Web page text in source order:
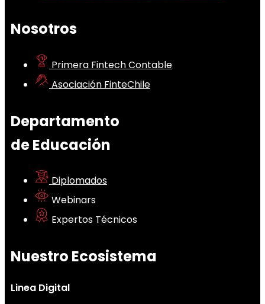
Nosotros
Primera Fintech Contable
Asociación FinteChile
Departamento
de Educación
Diplomados
Webinars
Expertos Técnicos
Nuestro Ecosistema
Linea Digital